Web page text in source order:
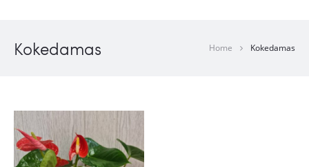
Kokedamas Home Kokedamas